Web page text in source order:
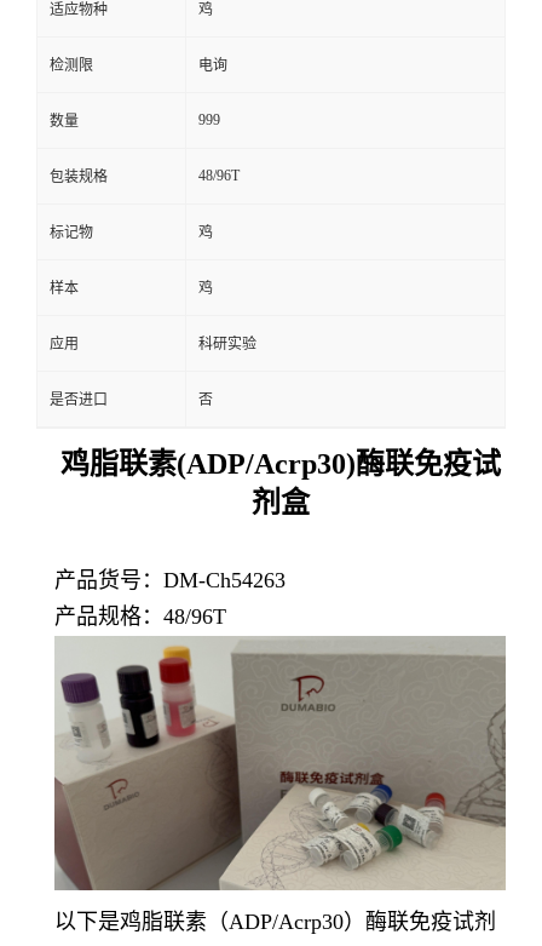
适应物种 鸡
检测限 电询
数量 999
包装规格 48/96T
标记物 鸡
样本 鸡
应用 科研实验
是否进口 否
鸡脂联素(ADP/Acrp30)酶联免疫试
剂盒
产品货号：DM-Ch54263
产品规格：48/96T
以下是鸡脂联素（ADP/Acrp30）酶联免疫试剂